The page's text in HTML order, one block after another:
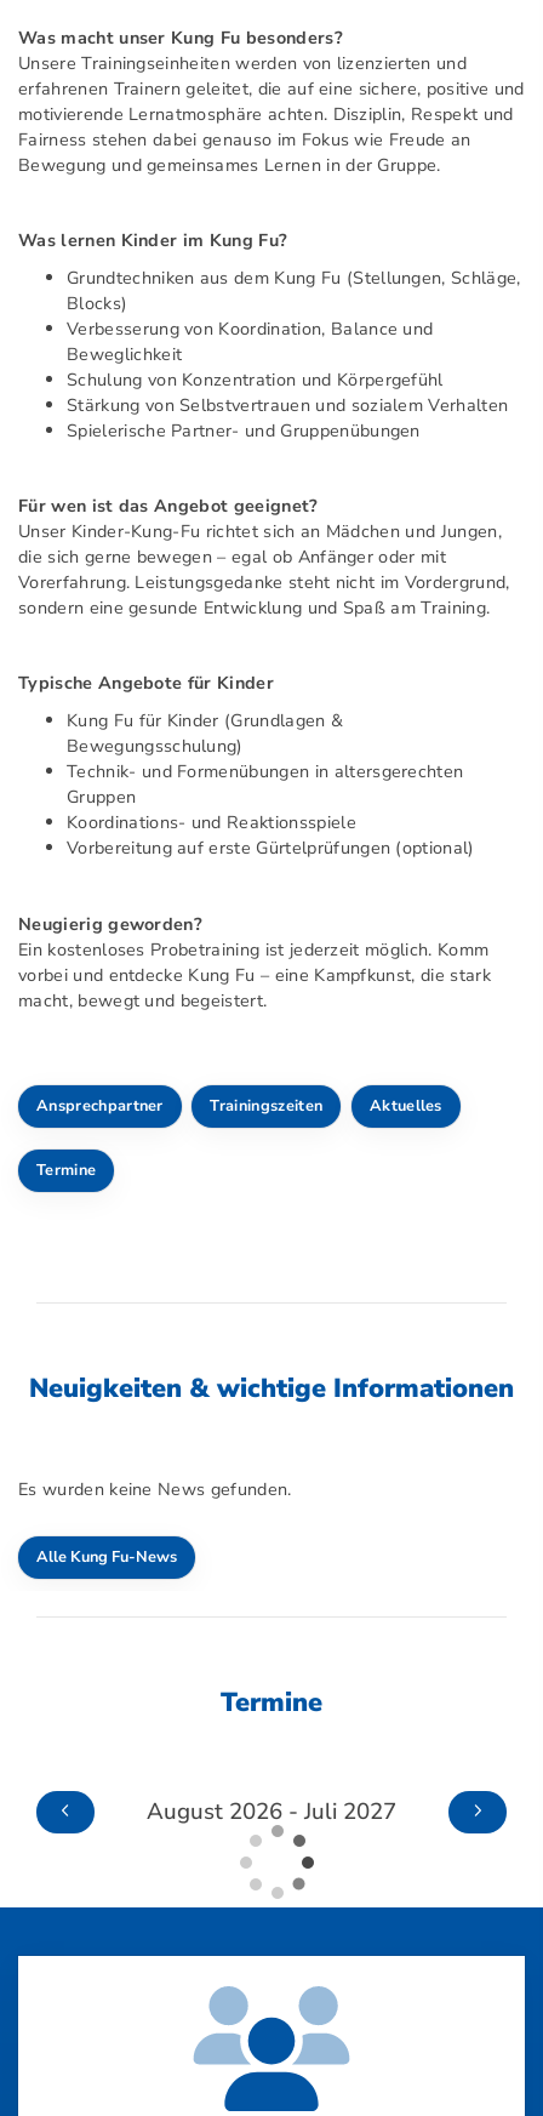
Was macht unser Kung Fu besonders?
Unsere Trainingseinheiten werden von lizenzierten und
erfahrenen Trainern geleitet, die auf eine sichere, positive und
motivierende Lernatmosphäre achten. Disziplin, Respekt und
Fairness stehen dabei genauso im Fokus wie Freude an
Bewegung und gemeinsames Lernen in der Gruppe.
Was lernen Kinder im Kung Fu?
Grundtechniken aus dem Kung Fu (Stellungen, Schläge,
Blocks)
Verbesserung von Koordination, Balance und
Beweglichkeit
Schulung von Konzentration und Körpergefühl
Stärkung von Selbstvertrauen und sozialem Verhalten
Spielerische Partner- und Gruppenübungen
Für wen ist das Angebot geeignet?
Unser Kinder-Kung-Fu richtet sich an Mädchen und Jungen,
die sich gerne bewegen – egal ob Anfänger oder mit
Vorerfahrung. Leistungsgedanke steht nicht im Vordergrund,
sondern eine gesunde Entwicklung und Spaß am Training.
Typische Angebote für Kinder
Kung Fu für Kinder (Grundlagen &
Bewegungsschulung)
Technik- und Formenübungen in altersgerechten
Gruppen
Koordinations- und Reaktionsspiele
Vorbereitung auf erste Gürtelprüfungen (optional)
Neugierig geworden?
Ein kostenloses Probetraining ist jederzeit möglich. Komm
vorbei und entdecke Kung Fu – eine Kampfkunst, die stark
macht, bewegt und begeistert.
Ansprechpartner Trainingszeiten Aktuelles
Termine
Neuigkeiten & wichtige Informationen
Es wurden keine News gefunden.
Alle Kung Fu-News
Termine
August 2026 - Juli 2027